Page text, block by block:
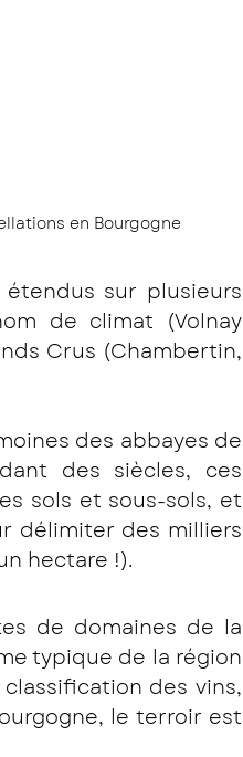
en Bourgogne
sur plusieurs
de climat (Volnay
Crus (Chambertin,
des siècles, ces
sols et sous-sols, et
délimiter des milliers
hectare !).
de domaines de la
typique de la région
des vins,
le terroir est